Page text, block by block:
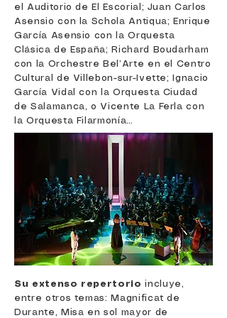
el Auditorio de El Escorial; Juan Carlos
Asensio con la Schola Antiqua; Enrique
García Asensio con la Orquesta
Clásica de España; Richard Boudarham
con la Orchestre Bel’Arte en el Centro
Cultural de Villebon-sur-Ivette; Ignacio
García Vidal con la Orquesta Ciudad
de Salamanca, o Vicente La Ferla con
la Orquesta Filarmonía…
Su extenso repertorio incluye,
entre otros temas: Magnificat de
Durante, Misa en sol mayor de